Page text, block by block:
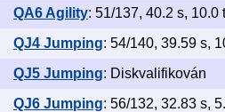
QA6 Agility: 51/137, 40.2 s, 10.0
QJ4 Jumping: 54/140, 39.59 s,
QJ5 Jumping: Diskvalifikován
QJ6 Jumping: 56/132, 32.83 s,